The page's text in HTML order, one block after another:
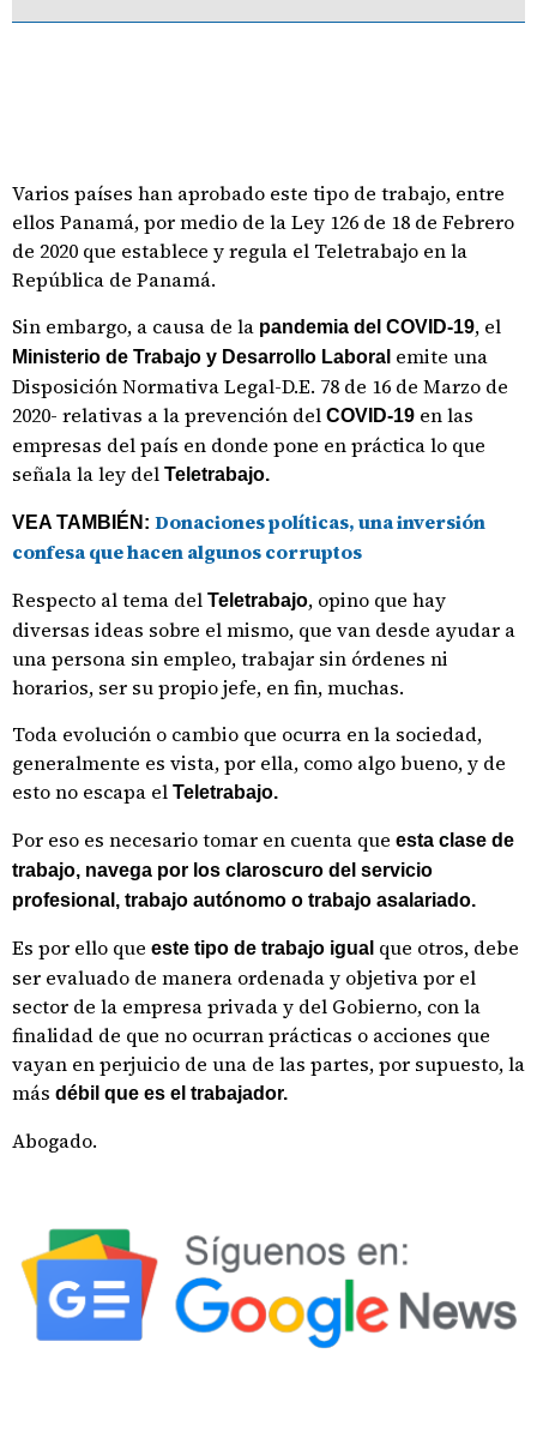
Varios países han aprobado este tipo de trabajo, entre
ellos Panamá, por medio de la Ley 126 de 18 de Febrero
de 2020 que establece y regula el Teletrabajo en la
República de Panamá.
Sin embargo, a causa de la pandemia del COVID-19, el
Ministerio de Trabajo y Desarrollo Laboral emite una
Disposición Normativa Legal-D.E. 78 de 16 de Marzo de
2020- relativas a la prevención del COVID-19 en las
empresas del país en donde pone en práctica lo que
señala la ley del Teletrabajo.
VEA TAMBIÉN: Donaciones políticas, una inversión
confesa que hacen algunos corruptos
Respecto al tema del Teletrabajo, opino que hay
diversas ideas sobre el mismo, que van desde ayudar a
una persona sin empleo, trabajar sin órdenes ni
horarios, ser su propio jefe, en fin, muchas.
Toda evolución o cambio que ocurra en la sociedad,
generalmente es vista, por ella, como algo bueno, y de
esto no escapa el Teletrabajo.
Por eso es necesario tomar en cuenta que esta clase de
trabajo, navega por los claroscuro del servicio
profesional, trabajo autónomo o trabajo asalariado.
Es por ello que este tipo de trabajo igual que otros, debe
ser evaluado de manera ordenada y objetiva por el
sector de la empresa privada y del Gobierno, con la
finalidad de que no ocurran prácticas o acciones que
vayan en perjuicio de una de las partes, por supuesto, la
más débil que es el trabajador.
Abogado.